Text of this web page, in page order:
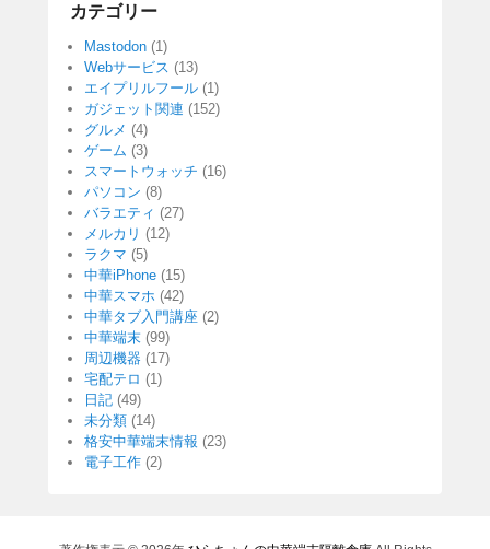
カテゴリー
Mastodon (1)
Webサービス (13)
エイプリルフール (1)
ガジェット関連 (152)
グルメ (4)
ゲーム (3)
スマートウォッチ (16)
パソコン (8)
バラエティ (27)
メルカリ (12)
ラクマ (5)
中華iPhone (15)
中華スマホ (42)
中華タブ入門講座 (2)
中華端末 (99)
周辺機器 (17)
宅配テロ (1)
日記 (49)
未分類 (14)
格安中華端末情報 (23)
電子工作 (2)